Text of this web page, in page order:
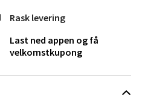
Rask levering
Last ned appen og få
velkomstkupong